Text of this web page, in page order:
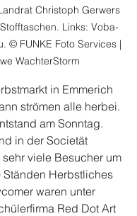
Christoph Gerwers
Links: Voba-
© FUNKE Foto Services |
WachterStorm
in Emmerich
strömen alle herbei.
am Sonntag.
in der Societät
viele Besucher um
Herbstliches
waren unter
Red Dot Art